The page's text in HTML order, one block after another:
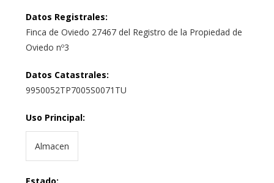
Datos Registrales:
Finca de Oviedo 27467 del Registro de la Propiedad de
Oviedo nº3
Datos Catastrales:
9950052TP7005S0071TU
Uso Principal:
Almacen
Estado: